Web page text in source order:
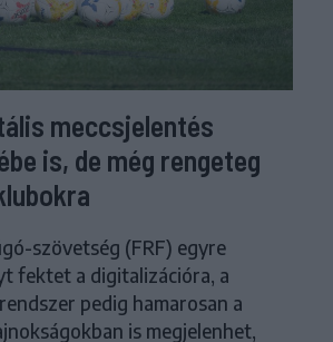
meccsjelentés
is, de még rengeteg
szövetség (FRF) egyre
fektet a digitalizációra, a
pedig hamarosan a
is megjelenhet,